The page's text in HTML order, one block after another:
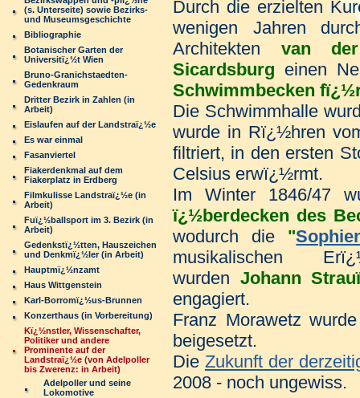
(s. Unterseite) sowie Bezirks-
und Museumsgeschichte
Bibliographie
Botanischer Garten der
Universitï¿½t Wien
Bruno-Granichstaedten-
Gedenkraum
Dritter Bezirk in Zahlen (in
Arbeit)
Eislaufen auf der Landstraï¿½e
Es war einmal
Fasanviertel
Fiakerdenkmal auf dem
Fiakerplatz in Erdberg
Filmkulisse Landstraï¿½e (in
Arbeit)
Fuï¿½ballsport im 3. Bezirk (in
Arbeit)
Gedenkstï¿½tten, Hauszeichen
und Denkmï¿½ler (in Arbeit)
Hauptmï¿½nzamt
Haus Wittgenstein
Karl-Borromï¿½us-Brunnen
Konzerthaus (in Vorbereitung)
Kï¿½nstler, Wissenschafter,
Politiker und andere
Prominente auf der
Landstraï¿½e (von Adelpoller
bis Zwerenz: in Arbeit)
Adelpoller und seine
Lokomotive
Durch die erzielten
wenigen Jahren
Architekten van
Sicardsburg einen
Schwimmbecken
Die Schwimmhalle
wurde in Rï¿½hren
filtriert, in den ersten
Celsius erwï¿½rmt.
Im Winter 1846/47
ï¿½berdecken des
wodurch die "
musikalischen
wurden Johann
engagiert.
Franz Morawetz
beigesetzt.
Die Zukunft der
2008 - noch ungewiss.